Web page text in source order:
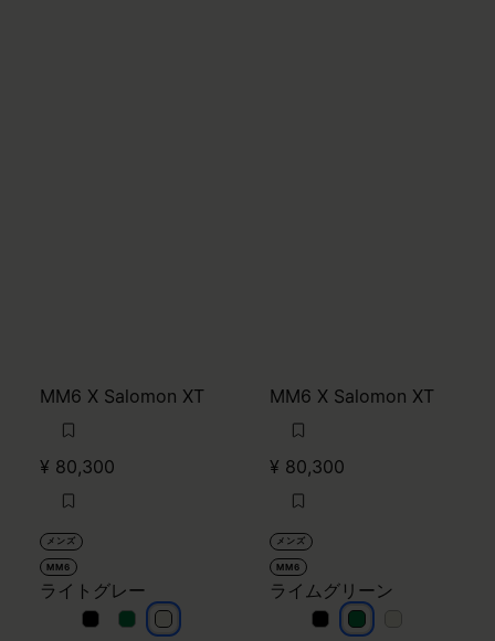
MM6 X Salomon XT
¥ 80,300
メンズ
MM6
ライトグレー
ライトグレー
ライトグレー
ライトグレー
MM6 X Salomon XT
¥ 80,300
メンズ
MM6
ライムグリーン
ライムグリーン
ライムグリーン